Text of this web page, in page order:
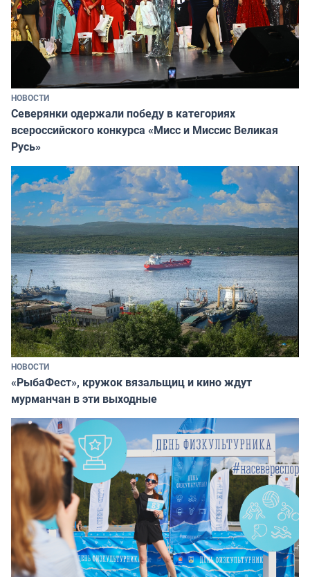
НОВОСТИ
Северянки одержали победу в категориях
всероссийского конкурса «Мисс и Миссис Великая
Русь»
НОВОСТИ
«РыбаФест», кружок вязальщиц и кино ждут
мурманчан в эти выходные